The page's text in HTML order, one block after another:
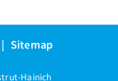
Sitemap
Hainich